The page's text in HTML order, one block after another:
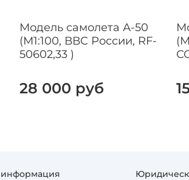
Модель самолета А-50
(М1:100, ВВС России, RF-
50602,33 )
28 000 руб